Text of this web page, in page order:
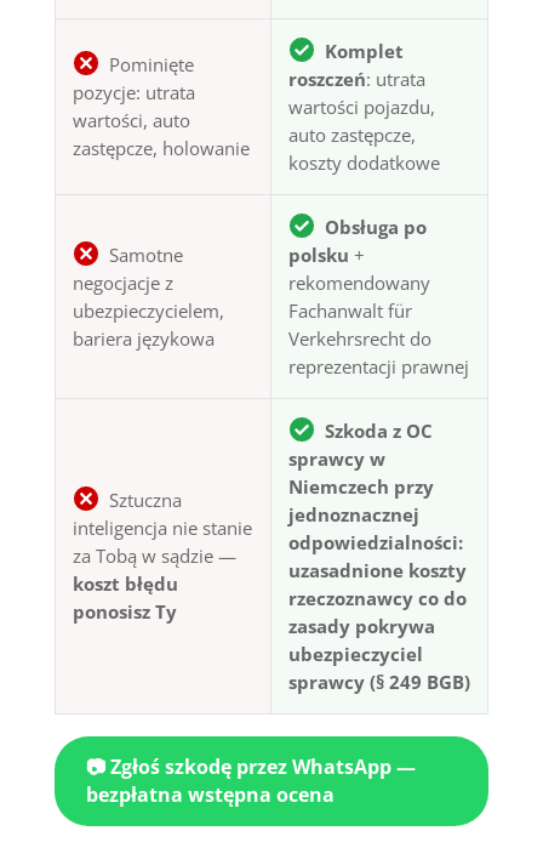
Pominięte
pozycje: utrata
wartości, auto
zastępcze, holowanie
Komplet
roszczeń: utrata
wartości pojazdu,
auto zastępcze,
koszty dodatkowe
Samotne
negocjacje z
ubezpieczycielem,
bariera językowa
Obsługa po
polsku +
rekomendowany
Fachanwalt für
Verkehrsrecht do
reprezentacji prawnej
Sztuczna
inteligencja nie stanie
za Tobą w sądzie —
koszt błędu
ponosisz Ty
Szkoda z OC
sprawcy w
Niemczech przy
jednoznacznej
odpowiedzialności:
uzasadnione koszty
rzeczoznawcy co do
zasady pokrywa
ubezpieczyciel
sprawcy (§ 249 BGB)
📷 Zgłoś szkodę przez WhatsApp —
bezpłatna wstępna ocena